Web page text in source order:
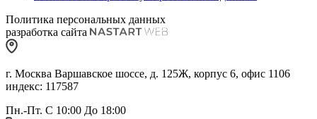
Политика персональных данных
разработка сайта
г. Москва Варшавское шоссе, д. 125Ж, корпус 6, офис 1106
индекс: 117587
Пн.-Пт. С 10:00 До 18:00